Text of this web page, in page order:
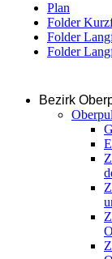
Plan
Folder
Folder
Folder
Bezirk